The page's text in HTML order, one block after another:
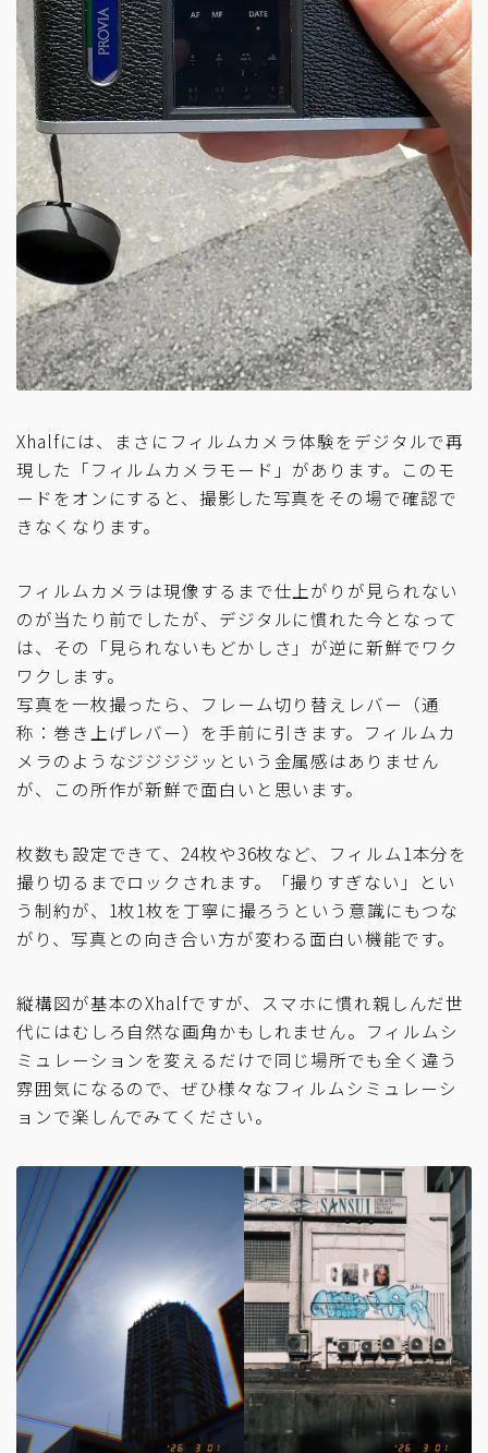
Xhalfには、まさにフィルムカメラ体験をデジタルで再
現した「フィルムカメラモード」があります。このモ
ードをオンにすると、撮影した写真をその場で確認で
きなくなります。
フィルムカメラは現像するまで仕上がりが見られない
のが当たり前でしたが、デジタルに慣れた今となって
は、その「見られないもどかしさ」が逆に新鮮でワク
ワクします。
写真を一枚撮ったら、フレーム切り替えレバー（通
称：巻き上げレバー）を手前に引きます。フィルムカ
メラのようなジジジジッという金属感はありません
が、この所作が新鮮で面白いと思います。
枚数も設定できて、24枚や36枚など、フィルム1本分を
撮り切るまでロックされます。「撮りすぎない」とい
う制約が、1枚1枚を丁寧に撮ろうという意識にもつな
がり、写真との向き合い方が変わる面白い機能です。
縦構図が基本のXhalfですが、スマホに慣れ親しんだ世
代にはむしろ自然な画角かもしれません。フィルムシ
ミュレーションを変えるだけで同じ場所でも全く違う
雰囲気になるので、ぜひ様々なフィルムシミュレーシ
ョンで楽しんでみてください。